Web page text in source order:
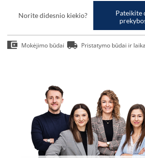
Norite didesnio kiekio?
Pateikite
Mokėjimo būdai Pristatymo būdai ir